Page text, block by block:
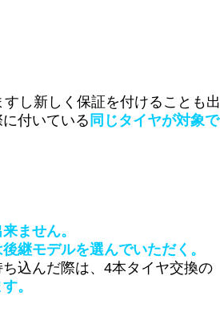
し新しく保証を付けることも出
付いている 同じタイヤが対象で
ません。
継モデルを選んでいただく。
込んだ際は、4本タイヤ交換の
。